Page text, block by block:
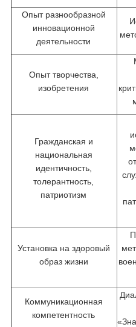
Опыт разнообразной
инновационной
деятельности
Опыт творчества,
изобретения
Гражданская и
национальная
идентичность,
толерантность,
патриотизм
Установка на здоровый
образ жизни
Коммуникационная
компетентность